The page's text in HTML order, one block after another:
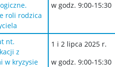
roli rodzica
w godz. 9:00-15:30
nt.
z
w kryzysie
1 i 2 lipca 2025 r.
w godz. 9:00-15:30